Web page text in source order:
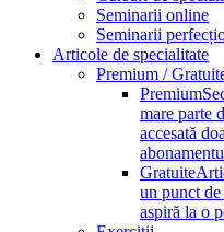
Seminarii online
Seminarii
Articole de specialitate
Premium /
Premium
mare parte
accesată
Gratuite
un punct
aspiră la o